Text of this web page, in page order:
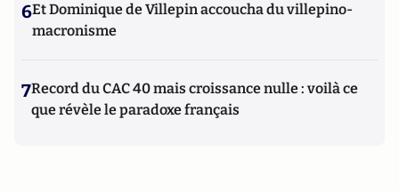
6Et Dominique de Villepin accoucha du villepino-
macronisme
7Record du CAC 40 mais croissance nulle : voilà ce
que révèle le paradoxe français